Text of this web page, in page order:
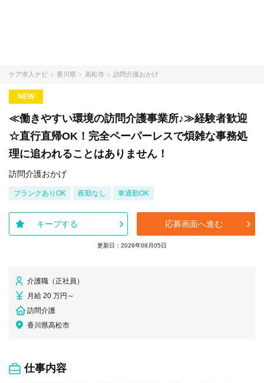
ケア求人ナビ 香川県 高松市 訪問介護おかげ
NEW
≪働きやすい環境の訪問介護事業所♪≫経験者歓迎
☆直行直帰OK！完全ペーパーレスで煩雑な事務処
理に追われることはありません！
訪問介護おかげ
ブランクありOK 夜勤なし 車通勤OK
キープする 応募画面へ進む
更新日：2026年08月05日
介護職（正社員）
月給 20 万円～
訪問介護
香川県高松市
仕事内容